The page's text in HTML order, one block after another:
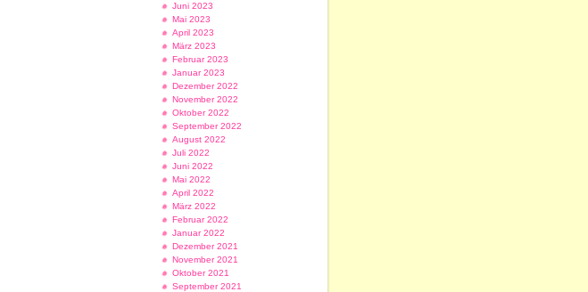
Juni 2023
Mai 2023
April 2023
März 2023
Februar 2023
Januar 2023
Dezember 2022
November 2022
Oktober 2022
September 2022
August 2022
Juli 2022
Juni 2022
Mai 2022
April 2022
März 2022
Februar 2022
Januar 2022
Dezember 2021
November 2021
Oktober 2021
September 2021